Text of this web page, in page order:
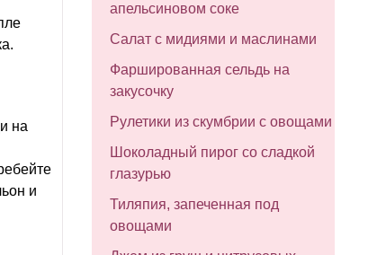
на
и
апельсиновом соке
Салат с мидиями и маслинами
Фаршированная сельдь на
закусочку
Рулетики из скумбрии с овощами
Шоколадный пирог со сладкой
глазурью
Тиляпия, запеченная под
овощами